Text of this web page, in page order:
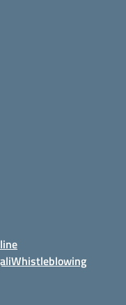
Whistleblowing